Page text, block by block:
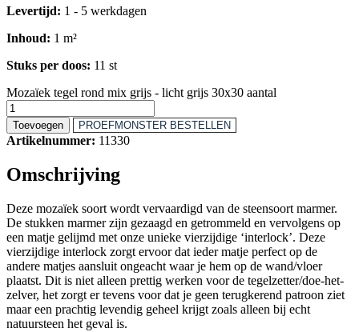
Levertijd: 1 - 5 werkdagen
Inhoud: 1 m²
Stuks per doos: 11 st
Mozaïek tegel rond mix grijs - licht grijs 30x30 aantal
Toevoegen PROEFMONSTER BESTELLEN
Artikelnummer: 11330
Omschrijving
Deze mozaïek soort wordt vervaardigd van de steensoort marmer.
De stukken marmer zijn gezaagd en getrommeld en vervolgens op
een matje gelijmd met onze unieke vierzijdige ‘interlock’. Deze
vierzijdige interlock zorgt ervoor dat ieder matje perfect op de
andere matjes aansluit ongeacht waar je hem op de wand/vloer
plaatst. Dit is niet alleen prettig werken voor de tegelzetter/doe-het-
zelver, het zorgt er tevens voor dat je geen terugkerend patroon ziet
maar een prachtig levendig geheel krijgt zoals alleen bij echt
natuursteen het geval is.